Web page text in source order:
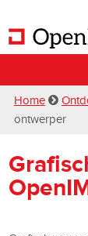
Home
ontwerper